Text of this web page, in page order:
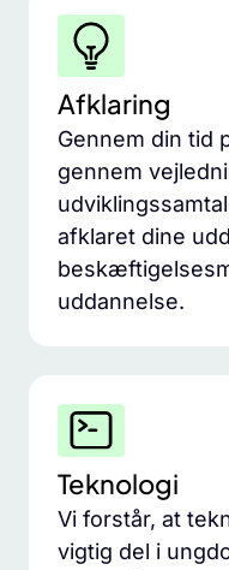
Afklaring
Gennem din tid
gennem
afklaret dine
uddannelse.
Teknologi
Vi forstår, at
vigtig del i